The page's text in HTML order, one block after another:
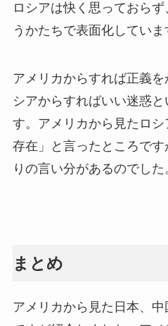
ロシアは快く思っておら
うかたちで表面化していま
アメリカからすれば正義
シアからすればいい迷惑
す。アメリカから見たロ
存在」と言ったところで
りの言い分があるのでした
まとめ
アメリカから見た日本、